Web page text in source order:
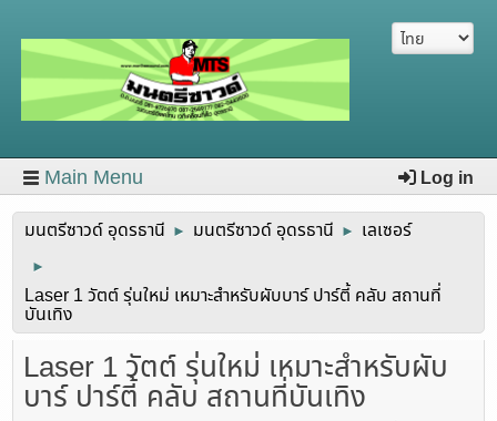
Log in
Main Menu
มนตรีซาวด์ อุดรธานี ► มนตรีซาวด์ อุดรธานี ► เลเซอร์
►
Laser 1 วัตต์ รุ่นใหม่ เหมาะสำหรับผับบาร์ ปาร์ตี้ คลับ สถานที่
บันเทิง
Laser 1 วัตต์ รุ่นใหม่ เหมาะสำหรับผับ
บาร์ ปาร์ตี้ คลับ สถานที่บันเทิง